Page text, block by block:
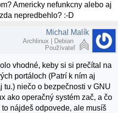
Americky nefunkcny alebo aj
nepredbehlo? :-D
Michal Malík
Archlinux | Debian
Používateľ
vhodné, keby si si prečítal na
portáloch (Patrí k ním aj
tu.) niečo o bezpečnosti v GNU
ako operačný systém zač, a čo
nájdeš odpovede, ale musíš